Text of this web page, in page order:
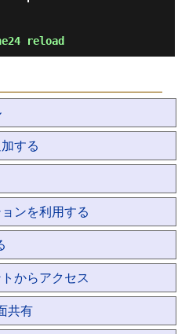
reload
する
ンを利用する
からアクセス
共有